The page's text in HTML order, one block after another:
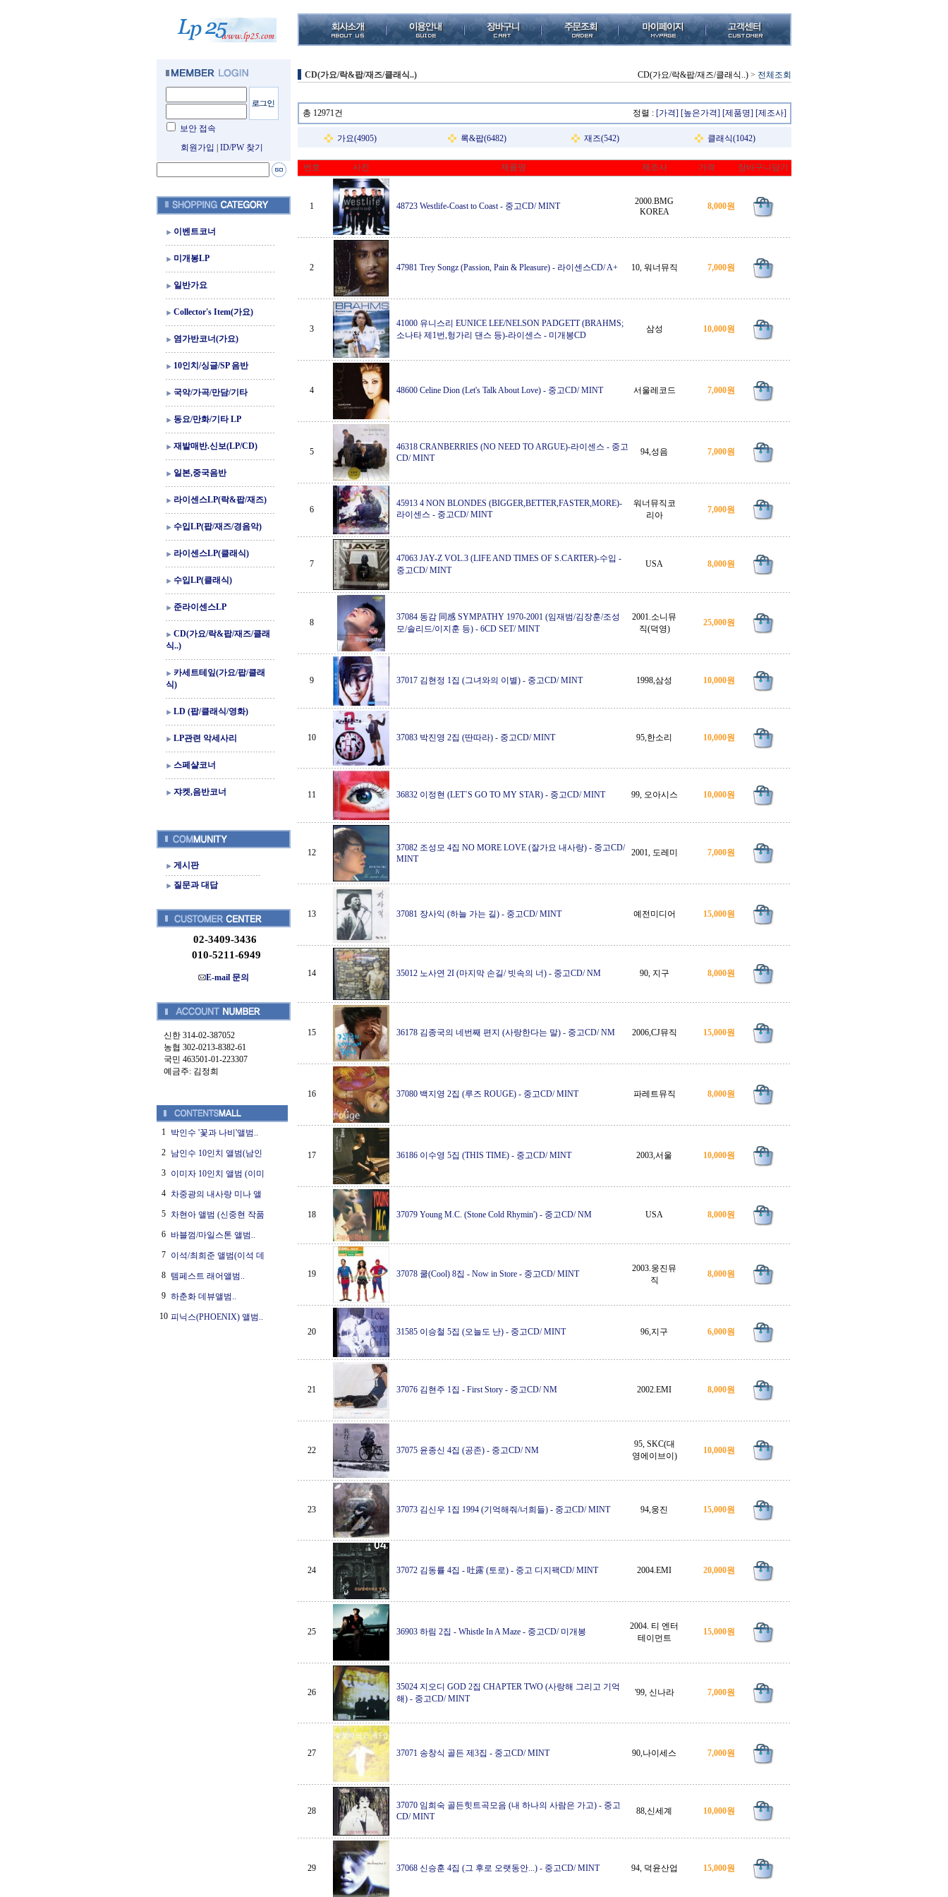
보안 접속
회원가입
ID/PW 찾기
이벤트코너
미개봉LP
일반가요
Collector's Item(가요)
염가반코너(가요)
10인치/싱글/SP 음반
국악/가곡/만담/기타
동요/만화/기타 LP
재발매반.신보(LP/CD)
일본,중국음반
라이센스LP(락&팝/재즈)
수입LP(팝/재즈/경음악)
라이센스LP(클래식)
수입LP(클래식)
준라이센스LP
CD(가요/락&팝/재즈/클래
식..)
카세트테잎(가요/팝/클래
식)
LD (팝/클래식/영화)
LP관련 악세사리
스페샬코너
쟈켓,음반코너
게시판
질문과 대답
02-3409-3436
010-5211-6949
E-mail 문의
신한 314-02-387052
농협 302-0213-8382-61
국민 463501-01-223307
예금주: 김정희
1 박인수 '꽃과 나비'앨범..
2 남인수 10인치 앨범(남인
3 이미자 10인치 앨범 (이미
4 차중광의 내사랑 미나 앨
5 차현아 앨범 (신중현 작품
6 바블껌/마일스톤 앨범..
7 이석/최희준 앨범(이석 데
8 템페스트 래어앨범..
9 하춘화 데뷰앨범..
10 피닉스(PHOENIX) 앨범..
CD(가요/락&팝/재즈/클래식..) CD(가요/락&팝/재즈/클래식..) > 전체조회
총 12971건 정렬 : [가격] [높은가격] [제품명] [제조사]
가요(4905) 록&팝(6482) 재즈(542) 클래식(1042)
번호 사진 제품명 제조사 가격 장바구니담기
1 48723 Westlife-Coast to Coast- 중고CD/ MINT
2000.BMG
KOREA
8,000원
2 47981 Trey Songz (Passion, Pain & Pleasure) - 라이센스CD/ A+ 10, 워너뮤직 7,000원
3
41000 유니스리 EUNICE LEE/NELSON PADGETT (BRAHMS;
소나타 제1번,헝가리 댄스 등)-라이센스 - 미개봉CD
삼성 10,000원
4 48600 Celine Dion (Let's Talk About Love) - 중고CD/ MINT 서울레코드 7,000원
5 46318 CRANBERRIES (NO NEED TO ARGUE)-라이센스 - 중고
CD/ MINT
94,성음 7,000원
6
45913 4 NON BLONDES (BIGGER,BETTER,FASTER,MORE)-
라이센스 - 중고CD/ MINT
워너뮤직코
리아
7,000원
7
47063 JAY-Z VOL.3 (LIFE AND TIMES OF S.CARTER)-수입 -
중고CD/ MINT
USA 8,000원
8
37084 동감 同感 SYMPATHY 1970-2001 (임재범/김장훈/조성
모/솔리드/이지훈 등) - 6CD SET/ MINT
2001.소니뮤
직(덕영)
25,000원
9 37017 김현정 1집 (그녀와의 이별) - 중고CD/ MINT 1998,삼성 10,000원
10 37083 박진영 2집 (딴따라) - 중고CD/ MINT 95,한소리 10,000원
11 36832 이정현 (LET`S GO TO MY STAR) - 중고CD/ MINT 99, 오아시스 10,000원
12 37082 조성모 4집 NO MORE LOVE (잘가요 내사랑) - 중고CD/
MINT
2001, 도레미 7,000원
13 37081 장사익 (하늘 가는 길) - 중고CD/ MINT 예전미디어 15,000원
14 35012 노사연 2I (마지막 손길/ 빗속의 너) - 중고CD/ NM 90, 지구 8,000원
15 36178 김종국의 네번째 편지 (사랑한다는 말) - 중고CD/ NM 2006,CJ뮤직 15,000원
16 37080 백지영 2집 (루즈 ROUGE) - 중고CD/ MINT 파레트뮤직 8,000원
17 36186 이수영 5집 (THIS TIME) - 중고CD/ MINT 2003,서울 10,000원
18 37079 Young M.C. (Stone Cold Rhymin') - 중고CD/ NM USA 8,000원
19 37078 쿨(Cool) 8집 - Now in Store - 중고CD/ MINT
2003.웅진뮤
직
8,000원
20 31585 이승철 5집 (오늘도 난) - 중고CD/ MINT 96,지구 6,000원
21 37076 김현주 1집 - First Story - 중고CD/ NM 2002.EMI 8,000원
22 37075 윤종신 4집 (공존) - 중고CD/ NM
95, SKC(대
영에이브이)
10,000원
23 37073 김신우 1집 1994 (기억해줘/너희들) - 중고CD/ MINT 94,웅진 15,000원
24 37072 김동률 4집 - 吐露 (토로) - 중고 디지팩CD/ MINT 2004.EMI 20,000원
25 36903 하림 2집 - Whistle In A Maze - 중고CD/ 미개봉
2004. 티 엔터
테이먼트
15,000원
26
35024 지오디 GOD 2집 CHAPTER TWO (사랑해 그리고 기억
해) - 중고CD/ MINT
'99, 신나라 7,000원
27 37071 송창식 골든 제3집 - 중고CD/ MINT 90,나이세스 7,000원
28
37070 임희숙 골든힛트곡모음 (내 하나의 사람은 가고) - 중고
CD/ MINT
88,신세계 10,000원
29 37068 신승훈 4집 (그 후로 오랫동안...) - 중고CD/ MINT 94, 덕윤산업 15,000원